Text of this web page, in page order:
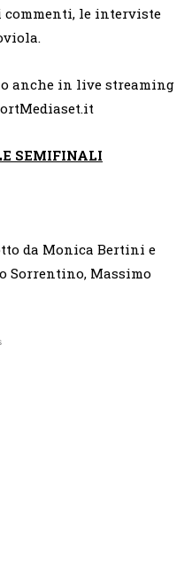
commenti, le interviste
anche in live streaming
SEMIFINALI
da Monica Bertini e
Sorrentino, Massimo